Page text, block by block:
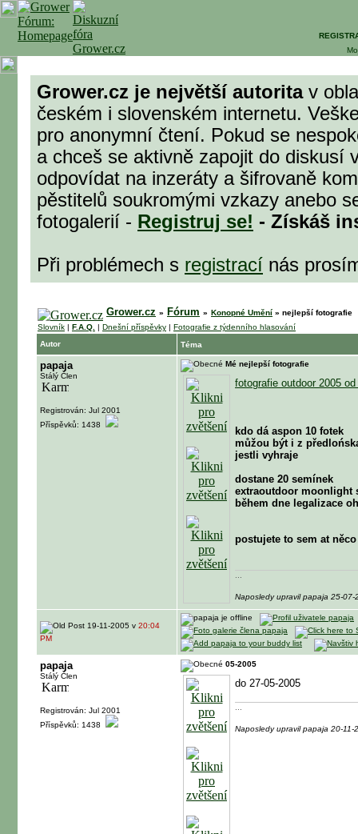
Grower.cz je největší autoritav
českém i slovenském internetu.
pro anonymní čtení. Pokud se
a chceš se aktivně zapojit do diskusí
odpovídat na inzeráty a šifrovaně
pěstitelů soukromými vzkazy anebo
fotogalerií - Registruj se! - Získáš
Při problémech s registrací nás
Grower.cz » Fórum » Konopné Umění » nejlepší fotografie
Slovník | F.A.Q. | Dnešní příspěvky | Fotografie z týdenního hlasování
Autor
Téma
papaja
Stálý Člen
Registrován: Jul 2001
Příspěvků: 1438
Mé nejlepší fotografie
fotografie outdoor 2005
kdo dá aspon 10 fotek
můžou být i z
jestli vyhraje
dostane 20 semínek
extraoutdoor moonlight
během dne legalizace
postujete to sem at
Naposledy upravil papaja 25-07-
19-11-2005 v 20:04
PM
papaja
Stálý Člen
Registrován: Jul 2001
Příspěvků: 1438
05-2005
do 27-05-2005
Naposledy upravil papaja 20-11-